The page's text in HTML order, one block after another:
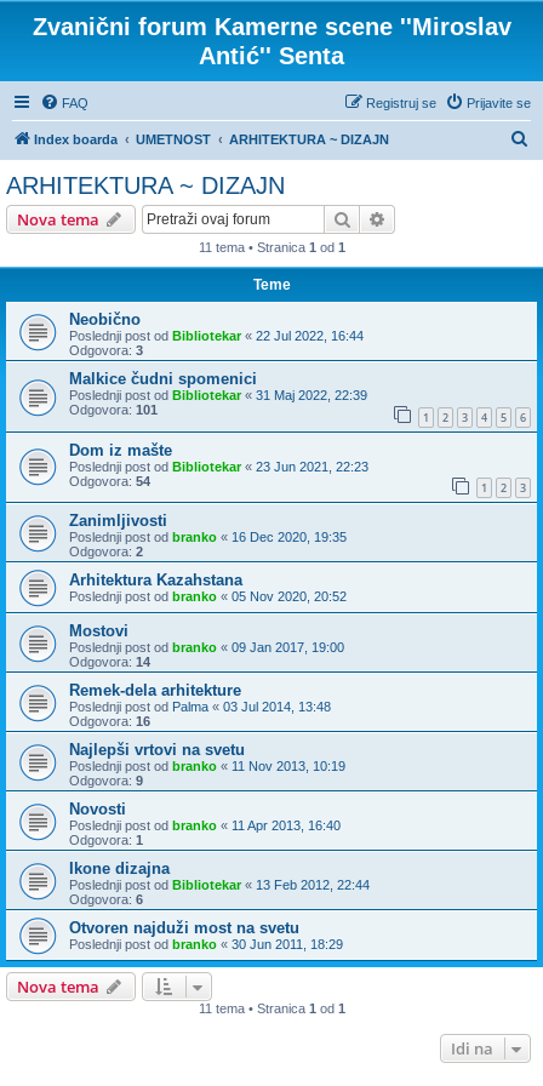
Zvanični forum Kamerne scene ''Miroslav
Antić'' Senta
FAQ Prijavite se
Registruj se
Index boarda UMETNOST ARHITEKTURA ~ DIZAJN
ARHITEKTURA ~ DIZAJN
Nova tema Pretraga
11 tema • Stranica 1 od 1
Teme
Neobično
Poslednji post od Bibliotekar« 22 Jul 2022, 16:44
Odgovora: 3
Malkice čudni spomenici
Poslednji post od Bibliotekar« 31 Maj 2022, 22:39
Odgovora: 101 1 2 3 4 5 6
Dom iz mašte
Poslednji post od Bibliotekar« 23 Jun 2021, 22:23
Odgovora: 54 1 2 3
Zanimljivosti
Poslednji post od branko « 16 Dec 2020, 19:35
Odgovora: 2
Arhitektura Kazahstana
Poslednji post od branko « 05 Nov 2020, 20:52
Mostovi
Poslednji post od branko « 09 Jan 2017, 19:00
Odgovora: 14
Remek-dela arhitekture
Poslednji post od Palma « 03 Jul 2014, 13:48
Odgovora: 16
Najlepši vrtovi na svetu
Poslednji post od branko « 11 Nov 2013, 10:19
Odgovora: 9
Novosti
Poslednji post od branko « 11 Apr 2013, 16:40
Odgovora: 1
Ikone dizajna
Poslednji post od Bibliotekar« 13 Feb 2012, 22:44
Odgovora: 6
Otvoren najduži most na svetu
Poslednji post od branko « 30 Jun 2011, 18:29
Nova tema
11 tema • Stranica 1 od 1
Idi na